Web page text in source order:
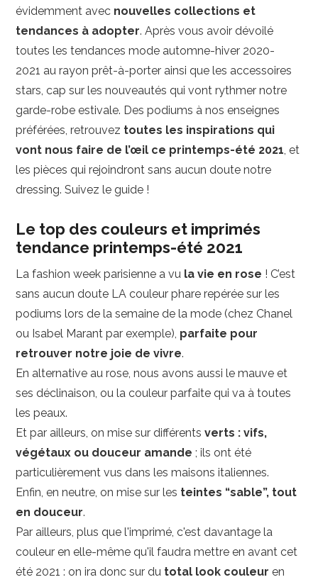
évidemment avec nouvelles collections et
tendances à adopter. Après vous avoir dévoilé
toutes les tendances mode automne-hiver 2020-
2021 au rayon prêt-à-porter ainsi que les accessoires
stars, cap sur les nouveautés qui vont rythmer notre
garde-robe estivale. Des podiums à nos enseignes
préférées, retrouvez toutes les inspirations qui
vont nous faire de l’œil ce printemps-été 2021 , et
les pièces qui rejoindront sans aucun doute notre
dressing. Suivez le guide !
Le top des couleurs et imprimés
tendance printemps-été 2021
La fashion week parisienne a vu la vie en rose ! C’est
sans aucun doute LA couleur phare repérée sur les
podiums lors de la semaine de la mode (chez Chanel
ou Isabel Marant par exemple), parfaite pour
retrouver notre joie de vivre.
En alternative au rose, nous avons aussi le mauve et
ses déclinaison, ou la couleur parfaite qui va à toutes
les peaux.
Et par ailleurs, on mise sur différentsverts : vifs,
végétaux ou douceur amande ; ils ont été
particulièrement vus dans les maisons italiennes.
Enfin, en neutre, on mise sur les teintes “sable”, tout
en douceur.
Par ailleurs, plus que l'imprimé, c'est davantage la
couleur en elle-même qu'il faudra mettre en avant cet
été 2021 : on ira donc sur du total look couleur en